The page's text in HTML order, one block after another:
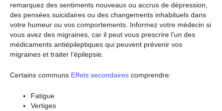
remarquez des sentiments nouveaux ou accrus de dépression,
des pensées suicidaires ou des changements inhabituels dans
votre humeur ou vos comportements. Informez votre médecin si
vous avez des migraines, car il peut vous prescrire l’un des
médicaments antiépileptiques qui peuvent prévenir vos
migraines et traiter l’épilepsie.
Certains communs Effets secondaires comprendre:
Fatigue
Vertiges